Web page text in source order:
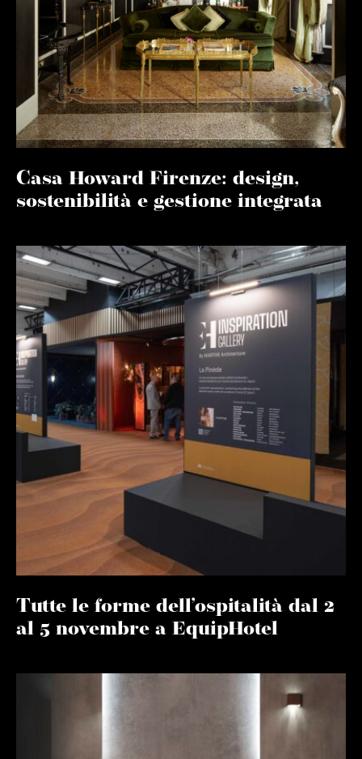
Casa Howard Firenze: design,
sostenibilità e gestione integrata
Tutte le forme dell’ospitalità dal 2
al 5 novembre a EquipHotel